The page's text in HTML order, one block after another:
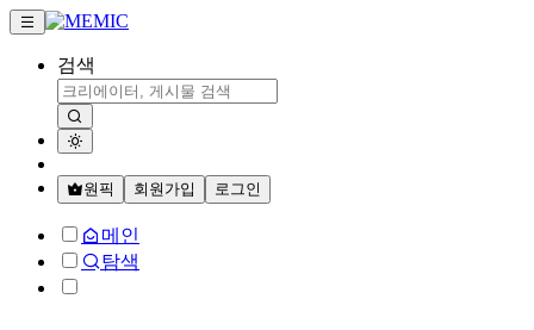
검색
원픽 회원가입 로그인
메인
탐색